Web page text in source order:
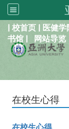
| 校首页 | 医健
书馆 |
网站导览
在校生心得